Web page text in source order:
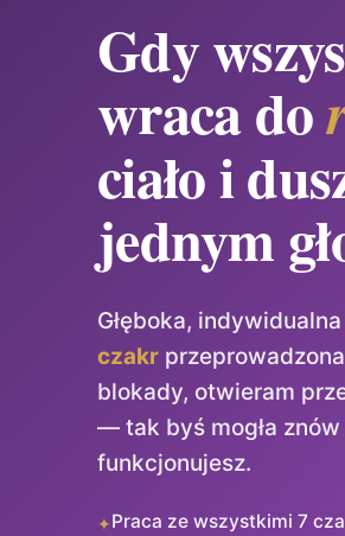
Gdy
wraca do
ciało i
jednym
Głęboka,
czakr
blokady, otwieram
— tak byś mogła
funkcjonujesz.
✦Praca ze wszystkimi 7